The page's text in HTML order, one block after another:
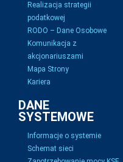
Realizacja strategii
podatkowej
RODO – Dane Osobowe
Komunikacja z
akcjonariuszami
Mapa Strony
Kariera
DANE
SYSTEMOWE
Informacje o systemie
Schemat sieci